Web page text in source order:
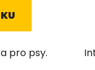
pro psy.